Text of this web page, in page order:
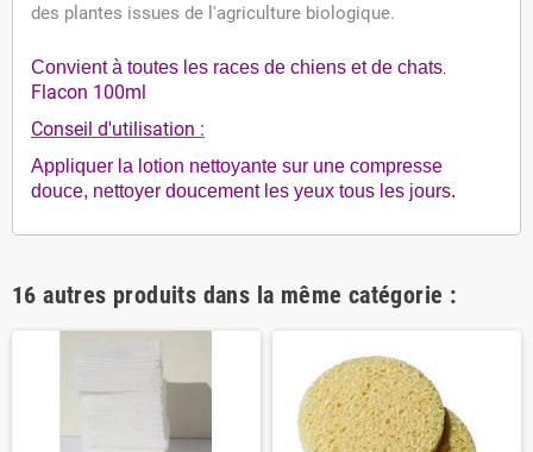
des plantes issues de l'agriculture biologique.
Convient à toutes les races de chiens et de chats
Flacon 100ml
Conseil d'utilisation :
Appliquer la lotion nettoyante sur une compresse
douce, nettoyer doucement les yeux tous les jours.
16 autres produits dans la même catégorie :